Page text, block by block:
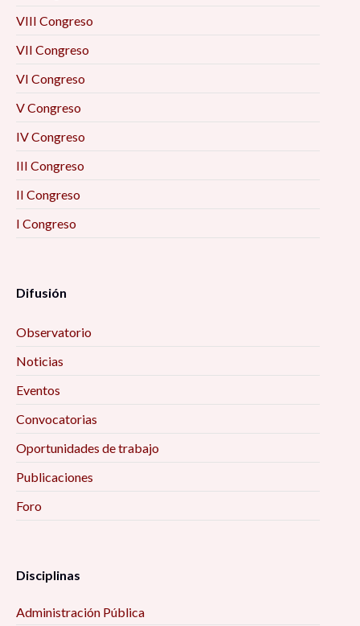
VIII Congreso
VII Congreso
VI Congreso
V Congreso
IV Congreso
III Congreso
II Congreso
I Congreso
Difusión
Observatorio
Noticias
Eventos
Convocatorias
Oportunidades de trabajo
Publicaciones
Foro
Disciplinas
Administración Pública